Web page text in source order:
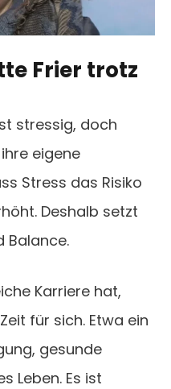
Frier trotz
stressig, doch
eigene
Stress das Risiko
Deshalb setzt
Balance.
Karriere hat,
für sich. Etwa ein
gesunde
Leben. Es ist